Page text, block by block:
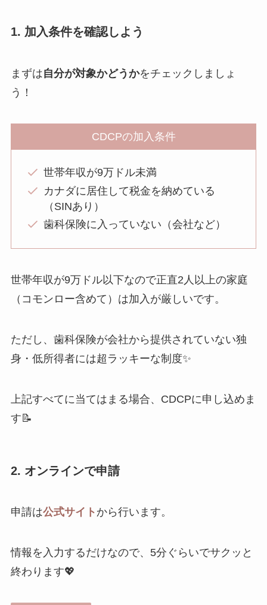
1. 加入条件を確認しよう
まずは自分が対象かどうかをチェックしましょ
う！
CDCPの加入条件
世帯年収が9万ドル未満
カナダに居住して税金を納めている
（SINあり）
歯科保険に入っていない（会社など）
世帯年収が9万ドル以下なので正直2人以上の家庭
（コモンロー含めて）は加入が厳しいです。
ただし、歯科保険が会社から提供されていない独
身・低所得者には超ラッキーな制度✨
上記すべてに当てはまる場合、CDCPに申し込めま
す📝
2. オンラインで申請
申請は公式サイト から行います。
情報を入力するだけなので、5分ぐらいでサクッと
終わります💖